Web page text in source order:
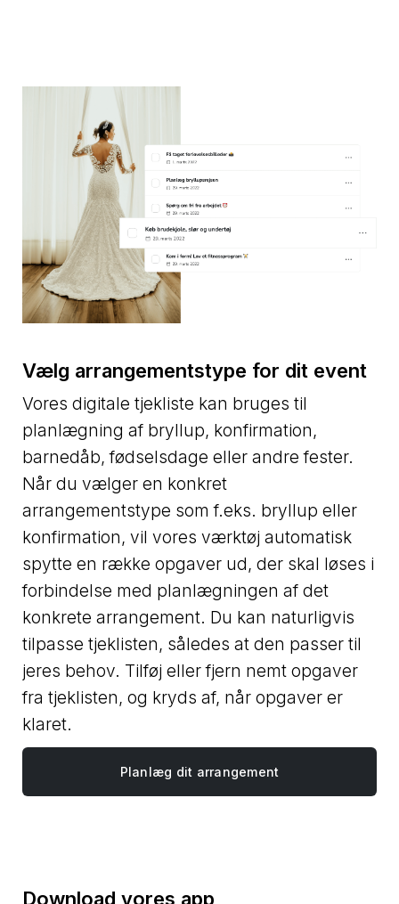
Vælg arrangementstype for dit event
Vores digitale tjekliste kan bruges til
planlægning af bryllup, konfirmation,
barnedåb, fødselsdage eller andre fester.
Når du vælger en konkret
arrangementstype som f.eks. bryllup eller
konfirmation, vil vores værktøj automatisk
spytte en række opgaver ud, der skal løses i
forbindelse med planlægningen af det
konkrete arrangement. Du kan naturligvis
tilpasse tjeklisten, således at den passer til
jeres behov. Tilføj eller fjern nemt opgaver
fra tjeklisten, og kryds af, når opgaver er
klaret.
Planlæg dit arrangement
Download vores app